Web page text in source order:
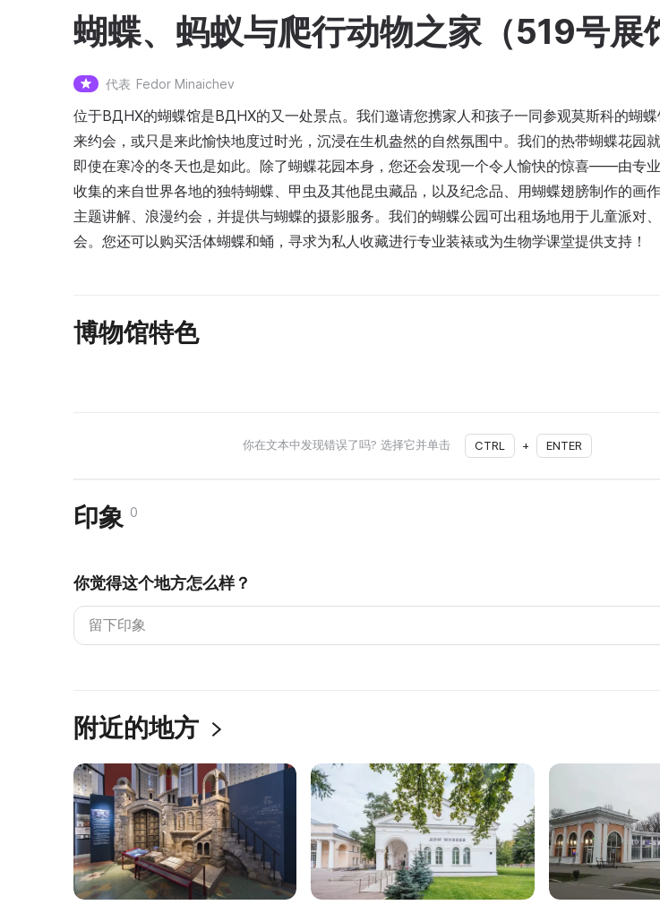
蝴蝶、蚂蚁与爬行动物之家（519号展
代表 Fedor Minaichev
位于ВДНХ的蝴蝶馆是ВДНХ的又一处景点。我们邀请您携家人和孩子一同参观莫斯科的蝴蝶
来约会，或只是来此愉快地度过时光，沉浸在生机盎然的自然氛围中。我们的热带蝴蝶花园
即使在寒冷的冬天也是如此。除了蝴蝶花园本身，您还会发现一个令人愉快的惊喜——由专
收集的来自世界各地的独特蝴蝶、甲虫及其他昆虫藏品，以及纪念品、用蝴蝶翅膀制作的画
主题讲解、浪漫约会，并提供与蝴蝶的摄影服务。我们的蝴蝶公园可出租场地用于儿童派对
会。您还可以购买活体蝴蝶和蛹，寻求为私人收藏进行专业装裱或为生物学课堂提供支持！
博物馆特色
你在文本中发现错误了吗? 选择它并单击 CTRL + ENTER
印象 0
你觉得这个地方怎么样？
附近的地方